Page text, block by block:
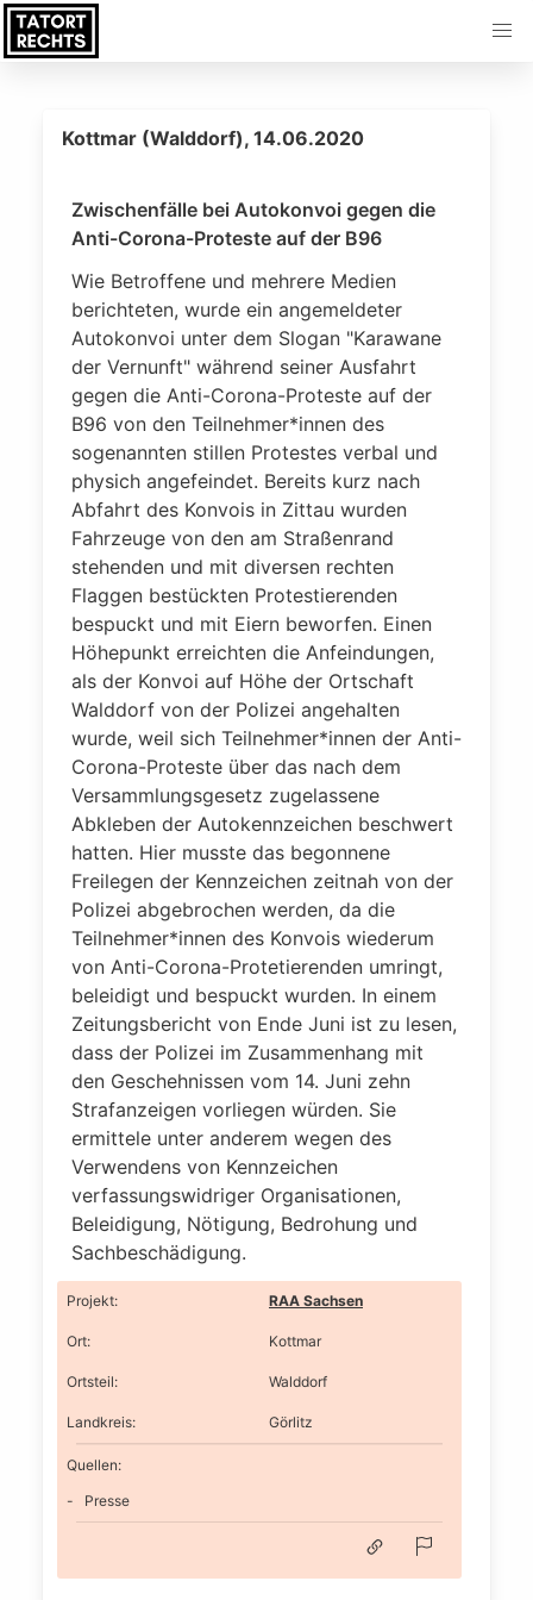
Kottmar (Walddorf), 14.06.2020
Zwischenfälle bei Autokonvoi gegen die
Anti-Corona-Proteste auf der B96
Wie Betroffene und mehrere Medien
berichteten, wurde ein angemeldeter
Autokonvoi unter dem Slogan "Karawane
der Vernunft" während seiner Ausfahrt
gegen die Anti-Corona-Proteste auf der
B96 von den Teilnehmer*innen des
sogenannten stillen Protestes verbal und
physich angefeindet. Bereits kurz nach
Abfahrt des Konvois in Zittau wurden
Fahrzeuge von den am Straßenrand
stehenden und mit diversen rechten
Flaggen bestückten Protestierenden
bespuckt und mit Eiern beworfen. Einen
Höhepunkt erreichten die Anfeindungen,
als der Konvoi auf Höhe der Ortschaft
Walddorf von der Polizei angehalten
wurde, weil sich Teilnehmer*innen der Anti-
Corona-Proteste über das nach dem
Versammlungsgesetz zugelassene
Abkleben der Autokennzeichen beschwert
hatten. Hier musste das begonnene
Freilegen der Kennzeichen zeitnah von der
Polizei abgebrochen werden, da die
Teilnehmer*innen des Konvois wiederum
von Anti-Corona-Protetierenden umringt,
beleidigt und bespuckt wurden. In einem
Zeitungsbericht von Ende Juni ist zu lesen,
dass der Polizei im Zusammenhang mit
den Geschehnissen vom 14. Juni zehn
Strafanzeigen vorliegen würden. Sie
ermittele unter anderem wegen des
Verwendens von Kennzeichen
verfassungswidriger Organisationen,
Beleidigung, Nötigung, Bedrohung und
Sachbeschädigung.
Projekt: RAA Sachsen
Ort: Kottmar
Ortsteil: Walddorf
Landkreis: Görlitz
Quellen:
Presse